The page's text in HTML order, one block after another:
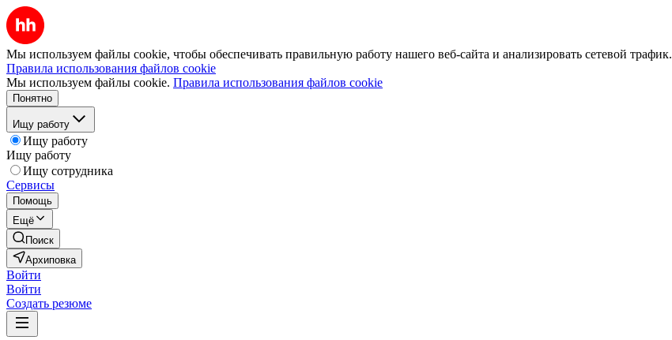
Мы используем файлы cookie, чтобы обеспечивать правильную работу нашего веб-сайта и анализировать сетевой трафик.
Правила использования файлов cookie
Мы используем файлы cookie. Правила использования файлов cookie
Понятно
Ищу работу
Ищу работу
Ищу работу
Ищу сотрудника
Сервисы
Помощь
Ещё
Поиск
Архиповка
Войти
Войти
Создать резюме